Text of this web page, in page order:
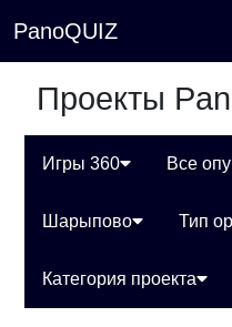
PanoQUIZ
Проекты
Игры 360 Все
Шарыпово Тип
Категория проекта